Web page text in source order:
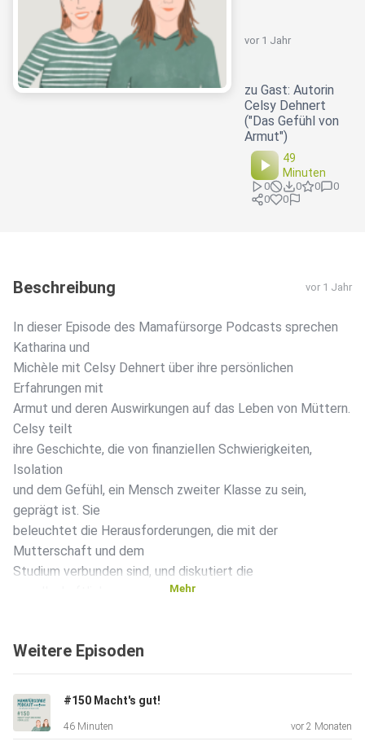
vor 1 Jahr
zu Gast: Autorin
Celsy Dehnert
("Das Gefühl von
Armut")
49
Minuten
0 0 0
0
0
0
Beschreibung vor 1 Jahr
In dieser Episode des Mamafürsorge Podcasts sprechen
Katharina und
Michèle mit Celsy Dehnert über ihre persönlichen
Erfahrungen mit
Armut und deren Auswirkungen auf das Leben von Müttern.
Celsy teilt
ihre Geschichte, die von finanziellen Schwierigkeiten,
Isolation
und dem Gefühl, ein Mensch zweiter Klasse zu sein,
geprägt ist. Sie
beleuchtet die Herausforderungen, die mit der
Mutterschaft und dem
Studium verbunden sind, und diskutiert die
dieser tiefgreifenden Diskussion wird die Realität der
insbesondere im
Kontext von Familien und Müttern. Celsy Dehnert teilt ihre
persönlichen Erfahrungen mit Krankheit und finanziellen
Mehr
Weitere Episoden
#150 Macht's gut!
46 Minuten vor 2 Monaten